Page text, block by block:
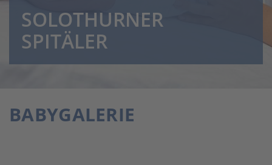
SOLOTHURNER
SPITÄLER
BABYGALERIE